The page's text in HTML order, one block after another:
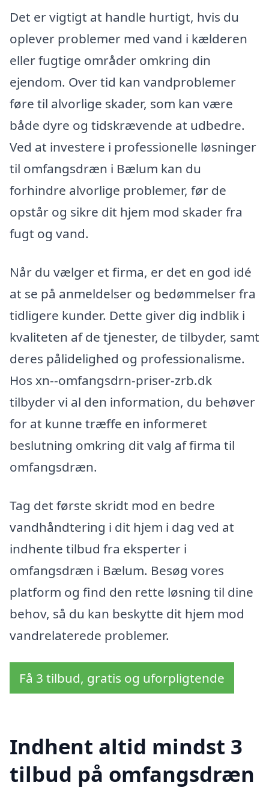
Det er vigtigt at handle hurtigt, hvis du
oplever problemer med vand i kælderen
eller fugtige områder omkring din
ejendom. Over tid kan vandproblemer
føre til alvorlige skader, som kan være
både dyre og tidskrævende at udbedre.
Ved at investere i professionelle løsninger
til omfangsdræn i Bælum kan du
forhindre alvorlige problemer, før de
opstår og sikre dit hjem mod skader fra
fugt og vand.
Når du vælger et firma, er det en god idé
at se på anmeldelser og bedømmelser fra
tidligere kunder. Dette giver dig indblik i
kvaliteten af de tjenester, de tilbyder, samt
deres pålidelighed og professionalisme.
Hos xn--omfangsdrn-priser-zrb.dk
tilbyder vi al den information, du behøver
for at kunne træffe en informeret
beslutning omkring dit valg af firma til
omfangsdræn.
Tag det første skridt mod en bedre
vandhåndtering i dit hjem i dag ved at
indhente tilbud fra eksperter i
omfangsdræn i Bælum. Besøg vores
platform og find den rette løsning til dine
behov, så du kan beskytte dit hjem mod
vandrelaterede problemer.
Få 3 tilbud, gratis og uforpligtende
Indhent altid mindst 3
tilbud på omfangsdræn